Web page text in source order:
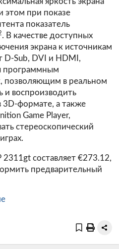
этом при показе
показатель
. В качестве доступных
экрана к источникам
D-Sub, DVI и HDMI,
программным
позволяющим в реальном
и воспроизводить
3D-формате, а также
Game Player,
стереоскопический
составляет €273.12,
предварительный